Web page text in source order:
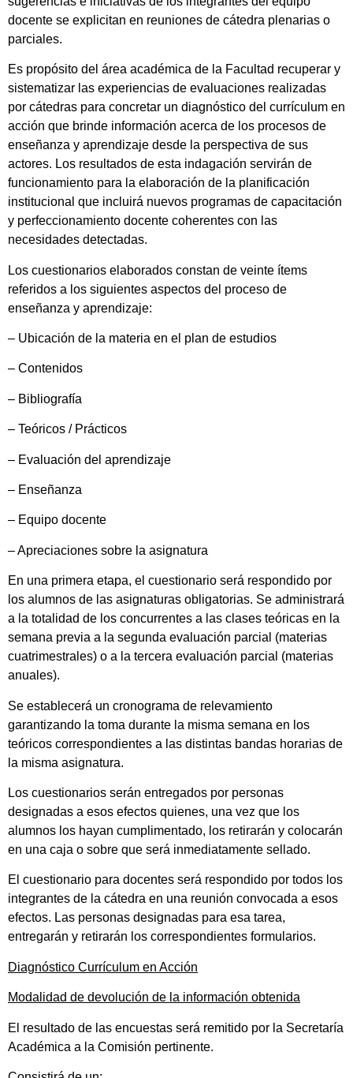
docente se explicitan en reuniones de cátedra plenarias o
parciales.
Es propósito del área académica de la Facultad recuperar y
sistematizar las experiencias de evaluaciones realizadas
por cátedras para concretar un diagnóstico del currículum en
acción que brinde información acerca de los procesos de
enseñanza y aprendizaje desde la perspectiva de sus
actores. Los resultados de esta indagación servirán de
funcionamiento para la elaboración de la planificación
institucional que incluirá nuevos programas de capacitación
y perfeccionamiento docente coherentes con las
necesidades detectadas.
Los cuestionarios elaborados constan de veinte ítems
referidos a los siguientes aspectos del proceso de
enseñanza y aprendizaje:
– Ubicación de la materia en el plan de estudios
– Contenidos
– Bibliografía
– Teóricos / Prácticos
– Evaluación del aprendizaje
– Enseñanza
– Equipo docente
– Apreciaciones sobre la asignatura
En una primera etapa, el cuestionario será respondido por
los alumnos de las asignaturas obligatorias. Se administrará
a la totalidad de los concurrentes a las clases teóricas en la
semana previa a la segunda evaluación parcial (materias
cuatrimestrales) o a la tercera evaluación parcial (materias
anuales).
Se establecerá un cronograma de relevamiento
garantizando la toma durante la misma semana en los
teóricos correspondientes a las distintas bandas horarias de
la misma asignatura.
Los cuestionarios serán entregados por personas
designadas a esos efectos quienes, una vez que los
alumnos los hayan cumplimentado, los retirarán y colocarán
en una caja o sobre que será inmediatamente sellado.
El cuestionario para docentes será respondido por todos los
integrantes de la cátedra en una reunión convocada a esos
efectos. Las personas designadas para esa tarea,
entregarán y retirarán los correspondientes formularios.
Diagnóstico Currículum en Acción
Modalidad de devolución de la información obtenida
El resultado de las encuestas será remitido por la Secretaría
Académica a la Comisión pertinente.